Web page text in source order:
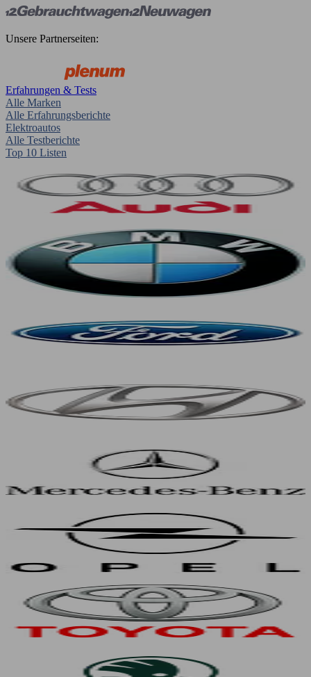
Unsere Partnerseiten:
Erfahrungen & Tests
Alle Marken
Alle Erfahrungsberichte
Elektroautos
Alle Testberichte
Top 10 Listen